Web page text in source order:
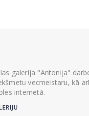
galerija "Antonija"
vecmeistaru, kā
internetā.